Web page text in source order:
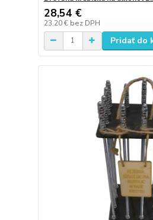
28,54 €
23,20 € bez DPH
Pridať do